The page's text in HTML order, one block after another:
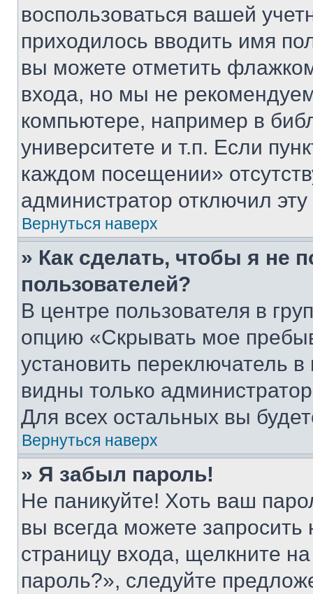
воспользоваться вашей
приходилось вводить имя
вы можете отметить
входа, но мы не
компьютере, например в
университете и т.п. Если
каждом посещении»
администратор отключил
Вернуться наверх
» Как сделать, чтобы я не
пользователей?
В центре пользователя в
опцию «Скрывать мое
установить переключатель
видны только
Для всех остальных вы
Вернуться наверх
» Я забыл пароль!
Не паникуйте! Хоть ваш
вы всегда можете
страницу входа, щелкните
пароль?», следуйте